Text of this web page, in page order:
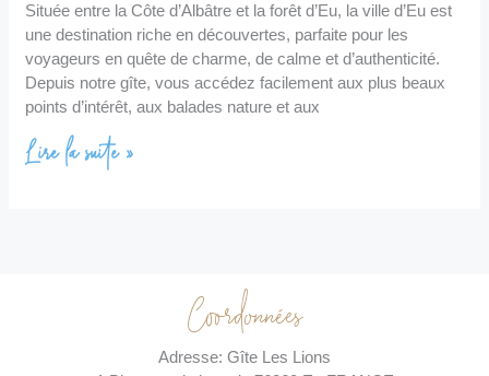
Située entre la Côte d’Albâtre et la forêt d’Eu, la ville d’Eu est
une destination riche en découvertes, parfaite pour les
voyageurs en quête de charme, de calme et d’authenticité.
Depuis notre gîte, vous accédez facilement aux plus beaux
points d’intérêt, aux balades nature et aux
Lire la suite »
Coordonnées
Adresse: Gîte Les Lions